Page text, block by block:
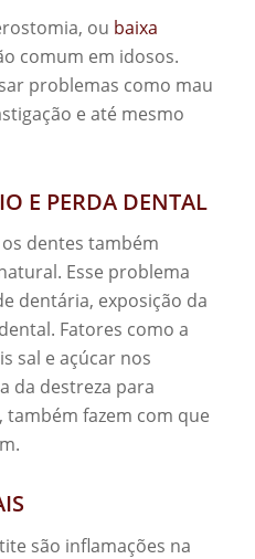
ou baixa
comum em idosos.
problemas como mau
e até mesmo
E PERDA DENTAL
dentes também
Esse problema
dentária, exposição da
Fatores como a
sal e açúcar nos
da destreza para
fazem com que
são inflamações na